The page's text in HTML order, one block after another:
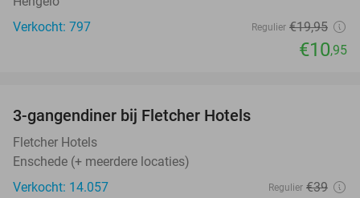
Verkocht: 797
Regulier €19,95
€10,95
3-gangendiner bij Fletcher Hotels
Fletcher Hotels
Enschede (+ meerdere locaties)
Verkocht: 14.057
Regulier €39